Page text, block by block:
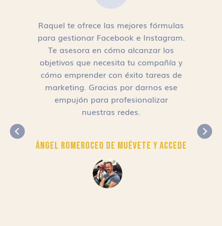
Raquel te ofrece las mejores fórmulas
para gestionar Facebook e Instagram.
Te asesora en cómo alcanzar los
objetivos que necesita tu compañía y
cómo emprender con éxito tareas de
marketing. Gracias por darnos ese
empujón para profesionalizar
nuestras redes.
Ángel RomeroCEO de Muévete y Accede